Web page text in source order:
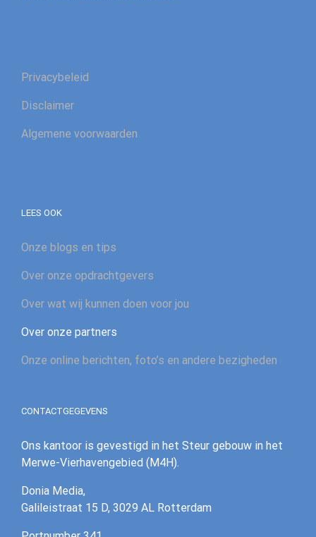
Privacybeleid
Disclaimer
Algemene voorwaarden
LEES OOK
Onze blogs en tips
Over onze opdrachtgevers
Over wat wij kunnen doen voor jou
Over onze partners
Onze online berichten, foto’s en andere bezigheden
CONTACTGEGEVENS
Ons kantoor is gevestigd in het Steur gebouw in het
Merwe-Vierhavengebied (M4H).
Donia Media,
Galileistraat 15 D, 3029 AL Rotterdam